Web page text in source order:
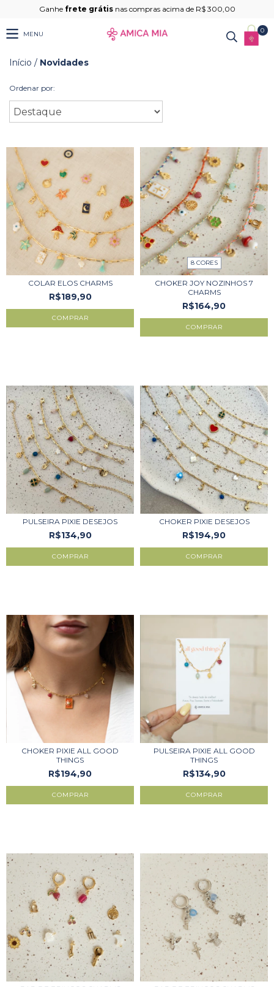
Ganhe frete grátisnas compras acima de R$ 300,00
MENU 0
Início / Novidades
Ordenar por:
COLAR ELOS CHARMS
R$189,90
COMPRAR
8 CORES
CHOKER JOY NOZINHOS 7
CHARMS
R$164,90
COMPRAR
PULSEIRA PIXIE DESEJOS
R$134,90
COMPRAR
CHOKER PIXIE DESEJOS
R$194,90
COMPRAR
CHOKER PIXIE ALL GOOD
THINGS
R$194,90
PULSEIRA PIXIE ALL GOOD
THINGS
R$134,90